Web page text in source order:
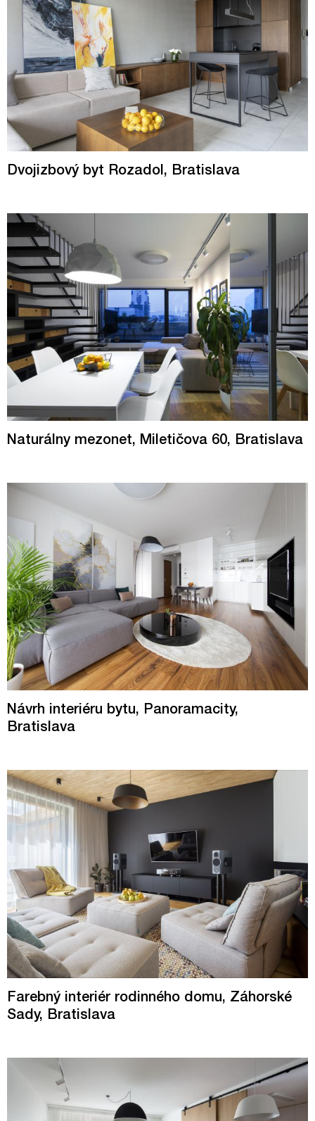
Dvojizbový byt Rozadol, Bratislava
Naturálny mezonet, Miletičova 60, Bratislava
Návrh interiéru bytu, Panoramacity,
Bratislava
Farebný interiér rodinného domu, Záhorské
Sady, Bratislava